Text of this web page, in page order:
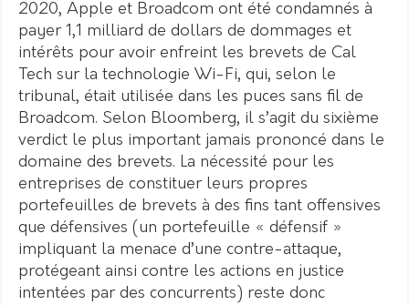
2020, Apple et Broadcom ont été condamnés à
payer 1,1 milliard de dollars de dommages et
intérêts pour avoir enfreint les brevets de Cal
Tech sur la technologie Wi-Fi, qui, selon le
tribunal, était utilisée dans les puces sans fil de
Broadcom. Selon Bloomberg, il s’agit du sixième
verdict le plus important jamais prononcé dans le
domaine des brevets. La nécessité pour les
entreprises de constituer leurs propres
portefeuilles de brevets à des fins tant offensives
que défensives (un portefeuille « défensif »
impliquant la menace d’une contre-attaque,
protégeant ainsi contre les actions en justice
intentées par des concurrents) reste donc